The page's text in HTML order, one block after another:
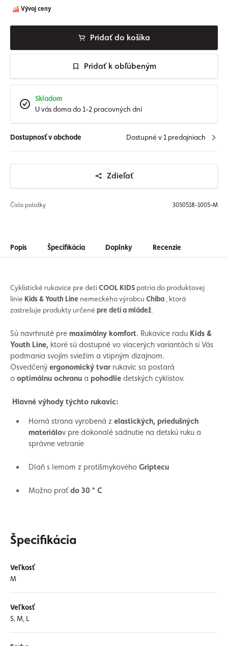
Vývoj ceny
Pridať do košíka
Pridať k obľúbeným
Skladom
U vás doma do 1-2 pracovných dní
Dostupnosť v obchode Dostupné v 1 predajniach
Zdieľať
Číslo položky 3050518-1005-M
Popis Špecifikácia Doplnky Recenzie
Cyklistické rukavice pre detiCOOL KIDS patria do produktovej
línie Kids & Youth Line nemeckého výrobcu Chiba , ktorá
zastrešuje produkty určené pre deti a mládež.
Sú navrhnuté pre maximálny komfort. Rukavice radu Kids &
Youth Line, ktoré sú dostupné vo viacerých variantách si Vás
podmania svojím sviežim a vtipným dizajnom.
Osvedčený ergonomický tvarrukavíc sa postará
o optimálnu ochranu a pohodlie detských cyklistov.
Hlavné výhody týchto rukavíc:
Horná strana vyrobená z elastických, priedušných
materiálov pre dokonalé sadnutie na detskú ruku a
správne vetranie
Dlaň s lemom z protišmykového Griptecu
Možno praťdo 30 ° C
Špecifikácia
Veľkosť
M
Veľkosť
S, M, L